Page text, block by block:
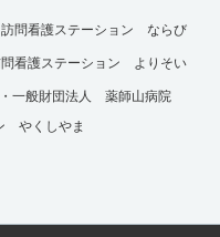
訪問看護ステーション ならび
問看護ステーション よりそい
・一般財団法人 薬師山病院
やくしやま